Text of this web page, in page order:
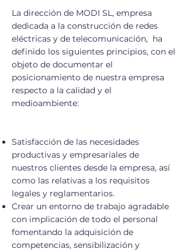
La dirección de MODI SL, empresa
dedicada a la construcción de redes
eléctricas y de telecomunicación, ha
definido los siguientes principios, con el
objeto de documentar el
posicionamiento de nuestra empresa
respecto a la calidad y el
medioambiente:
Satisfacción de las necesidades
productivas y empresariales de
nuestros clientes desde la empresa, así
como las relativas a los requisitos
legales y reglamentarios.
Crear un entorno de trabajo agradable
con implicación de todo el personal
fomentando la adquisición de
competencias, sensibilización y